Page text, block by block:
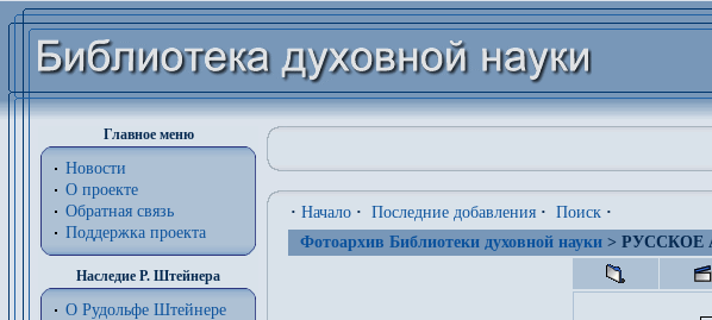
Главное меню
Новости
О проекте
Обратная связь
Поддержка проекта
Наследие Р. Штейнера
О Рудольфе Штейнере
· Начало · Последние добавления · Поиск ·
Фотоархив Библиотеки духовной науки > РУССКОЕ